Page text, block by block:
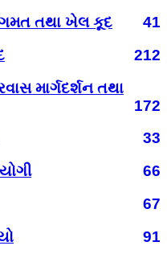
તથા ખેલ કૂદ
41
212
માર્ગદર્શન તથા
172
33
66
67
91